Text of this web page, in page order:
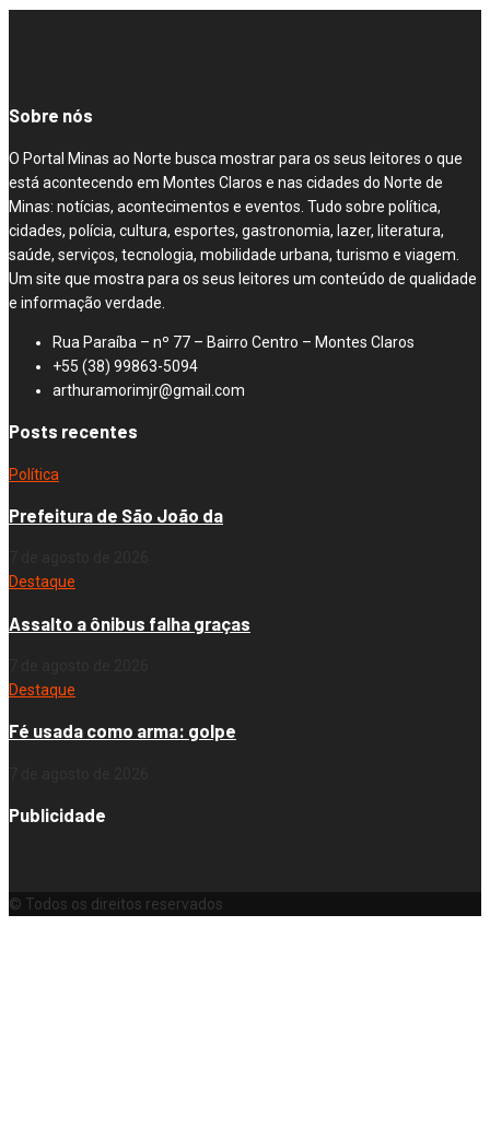
Sobre nós
O Portal Minas ao Norte busca mostrar para os seus leitores o que
está acontecendo em Montes Claros e nas cidades do Norte de
Minas: notícias, acontecimentos e eventos. Tudo sobre política,
cidades, polícia, cultura, esportes, gastronomia, lazer, literatura,
saúde, serviços, tecnologia, mobilidade urbana, turismo e viagem.
Um site que mostra para os seus leitores um conteúdo de qualidade
e informação verdade.
Rua Paraíba – nº 77 – Bairro Centro – Montes Claros
+55 (38) 99863-5094
arthuramorimjr@gmail.com
Posts recentes
Política
Prefeitura de São João da
Destaque
Assalto a ônibus falha graças
Destaque
Fé usada como arma: golpe
Publicidade
© Todos os direitos reservados